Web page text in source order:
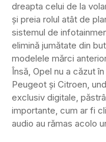
dreapta celui de la
și preia rolul atât de
sistemul de
elimină jumătate din
modelele mărci
Însă, Opel nu a căzut
Peugeot și Citroen,
exclusiv digitale,
importante, cum ar fi
audio au rămas acolo